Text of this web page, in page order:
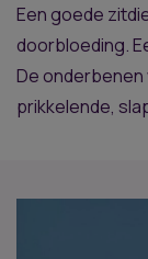
Een goede
doorbloeding.
De
prikkelende,